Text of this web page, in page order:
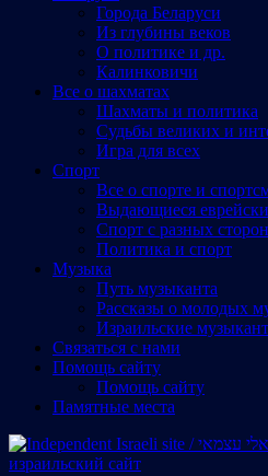
Города Беларуси
Из глубины веков
О политике и др.
Калинковичи
Все о шахматах
Шахматы и политика
Судьбы великих и
Игра для всех
Спорт
Все о спорте и
Выдающиеся
Спорт с разных сторон
Политика и спорт
Музыка
Путь музыканта
Рассказы о молодых
Израильские
Cвязаться с нами
Помощь сайту
Помощь сайту
Памятные места